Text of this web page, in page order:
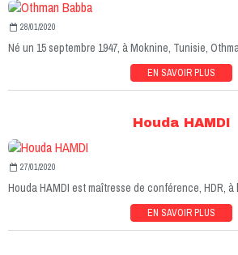
28/01/2020
Né un 15 septembre 1947, à Moknine, Tunisie,
EN SAVOIR PLUS
Houda HAMDI
27/01/2020
Houda HAMDI est maîtresse de conférence, HDR,
EN SAVOIR PLUS